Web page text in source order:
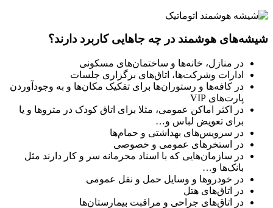
شیشه‌های هوشمند در چه جاهایی کاربرد دارند؟
در منازل، خانه‌ها و ساختمان‌های مسکونی
ادارات وشرکت‌ها‌، اتاق‌های برگزاری جلسات
در کافه‌ها و رستوران‌ها برای تفکیک مکان‌ها و به وجودآوردن
پارت‌های VIP
در اکثر اماکن عمومی، مثلا برای اتاق کودک در متروها و یا
برای تعویض لباس و…
در سرویس‌های بهداشتی و حمام‌ها
در استخرهای عمومی و خصوصی
در سازمان‌هایی که با اسناد محرمانه سر و کار دارند مثل
بانک‌ها و…
در خودروها و وسایل حمل و نقل عمومی
در اتاق‌های هتل
در اتاق‌های جراحی و مراقبت بیمارستان‌ها